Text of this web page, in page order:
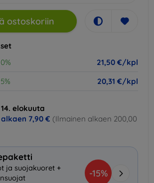
ostoskoriin
21,50 €/kpl
20,31 €/kpl
elokuuta
7,90 € (Ilmainen alkaen 200,00
ja suojakuoret +
-15%